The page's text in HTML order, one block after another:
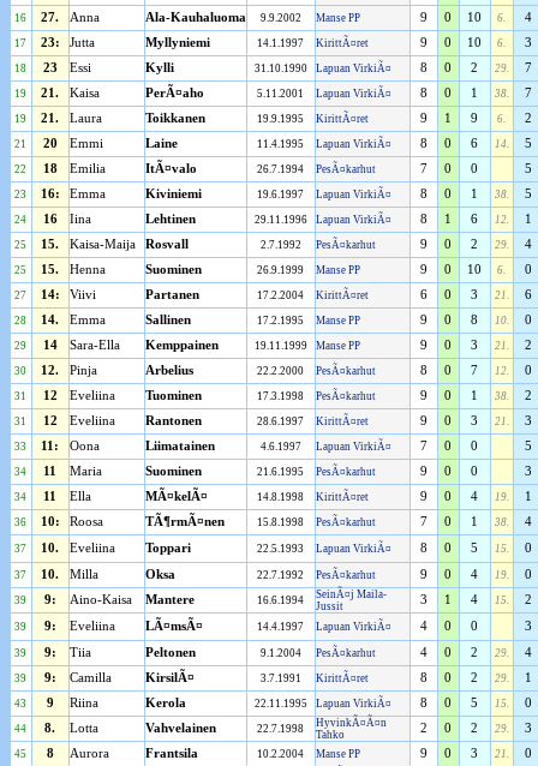
16 27. Anna Ala-Kauhaluoma 9.9.2002 Manse PP 9 0 10 6. 4
17 23: Jutta Myllyniemi 14.1.1997 KirittÃ¤ret 9 0 10 6. 3
18 23 Essi Kylli 31.10.1990 Lapuan VirkiÃ¤ 8 0 2 29. 7
19 21. Kaisa PerÃ¤aho 5.11.2001 Lapuan VirkiÃ¤ 8 0 1 38. 7
19 21. Laura Toikkanen 19.9.1995 KirittÃ¤ret 9 1 9 6. 2
21 20 Emmi Laine 11.4.1995 Lapuan VirkiÃ¤ 8 0 6 14. 5
22 18 Emilia ItÃ¤valo 26.7.1994 PesÃ¤karhut 7 0 0 5
23 16: Emma Kiviniemi 19.6.1997 Lapuan VirkiÃ¤ 8 0 1 38. 5
24 16 Iina Lehtinen 29.11.1996 Lapuan VirkiÃ¤ 8 1 6 12. 1
25 15. Kaisa-Maija Rosvall 2.7.1992 PesÃ¤karhut 9 0 2 29. 4
25 15. Henna Suominen 26.9.1999 Manse PP 9 0 10 6. 0
27 14: Viivi Partanen 17.2.2004 KirittÃ¤ret 6 0 3 21. 6
28 14. Emma Sallinen 17.2.1995 Manse PP 9 0 8 10. 0
29 14 Sara-Ella Kemppainen 19.11.1999 Manse PP 9 0 3 21. 2
30 12. Pinja Arbelius 22.2.2000 PesÃ¤karhut 8 0 7 12. 0
31 12 Eveliina Tuominen 17.3.1998 PesÃ¤karhut 9 0 1 38. 2
31 12 Eveliina Rantonen 28.6.1997 KirittÃ¤ret 9 0 3 21. 3
33 11: Oona Liimatainen 4.6.1997 Lapuan VirkiÃ¤ 7 0 0 5
34 11 Maria Suominen 21.6.1995 PesÃ¤karhut 9 0 0 3
34 11 Ella MÃ¤kelÃ¤ 14.8.1998 KirittÃ¤ret 9 0 4 19. 1
36 10: Roosa TÃ¶rmÃ¤nen 15.8.1998 PesÃ¤karhut 7 0 1 38. 4
37 10. Eveliina Toppari 22.5.1993 Lapuan VirkiÃ¤ 8 0 5 15. 0
37 10. Milla Oksa 22.7.1992 PesÃ¤karhut 9 0 4 19. 0
39 9: Aino-Kaisa Mantere 16.6.1994
SeinÃ¤j Maila-
Jussit
3 1 4 15. 2
39 9: Eveliina LÃ¤msÃ¤ 14.4.1997 Lapuan VirkiÃ¤ 4 0 0 3
39 9: Tiia Peltonen 9.1.2004 PesÃ¤karhut 4 0 2 29. 4
39 9: Camilla KirsilÃ¤ 3.7.1991 KirittÃ¤ret 8 0 2 29. 1
43 9 Riina Kerola 22.11.1995 Lapuan VirkiÃ¤ 8 0 5 15. 0
44 8. Lotta Vahvelainen 22.7.1998
HyvinkÃ¤Ã¤n
Tahko
2 0 2 29. 3
45 8 Aurora Frantsila 10.2.2004 Manse PP 9 0 3 21. 0